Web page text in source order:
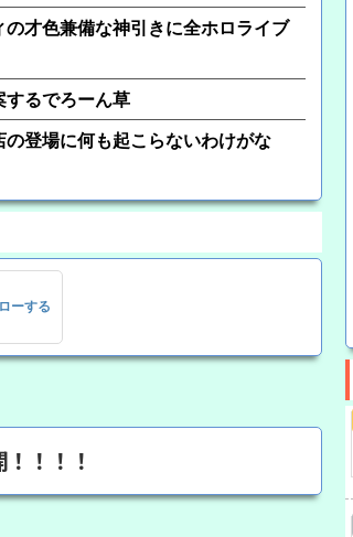
の才色兼備な神引きに全ホロライブ
するでろーん草
の登場に何も起こらないわけがな
ーする
！！！